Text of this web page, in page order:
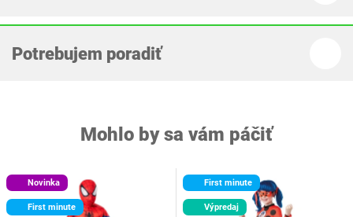
Potrebujem poradiť
Mohlo by sa vám páčiť
Novinka
First minute
First minute
Výpredaj